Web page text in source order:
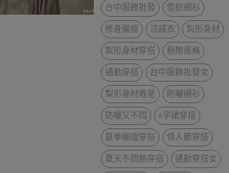
台中服飾批發
雪紡襯衫
修身顯瘦
涼感衣
梨形身材
梨形身材穿搭
極簡風格
通勤穿搭
台中服飾批發女
梨形身材救星
防曬襯衫
防曬又不悶
A字裙穿搭
夏季顯瘦穿搭
情人節穿搭
夏天不悶熱穿搭
通勤穿搭女